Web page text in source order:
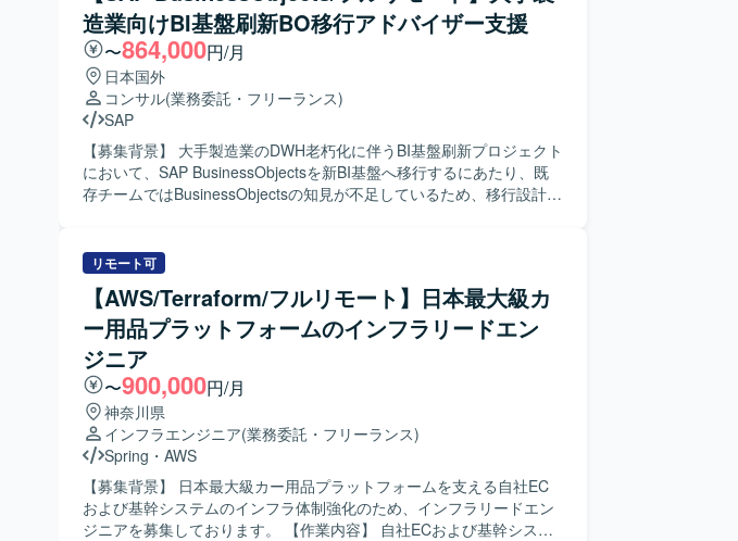
領域横断の推進体制が未整備な状況でも、自ら主体的に関係者へ働き
かけ、曖昧なテーマを整理しながら推進計画に落とし込める方を求め
ています。業務とITを横断した視点を持ち、複数部門とのコミュニケ
ーションをリードできる方が望ましいです。 【ポジションの魅力】 大
手製造業の全社データ活用やAI活用の前提となるマスタデータ管理の
基盤づくりに、上流PMOとして深く関与できるポジションです。デー
タガバナンスやMDM領域での経験を活かしつつ、経営層とのディスカ
ッションを通じて上流工程の経験を積むことができます。 【開発環
境】 MDMやデータマネジメントに関する各種ツールやドキュメント
造業向けBI基盤刷新BO移行アドバイザー支援
〜864,000円/月
日本国外
コンサル(業務委託・フリーランス)
SAP
【募集背景】 大手製造業のDWH老朽化に伴うBI基盤刷新プロジェクト
において、SAP BusinessObjectsを新BI基盤へ移行するにあたり、既
存チームではBusinessObjectsの知見が不足しているため、移行設計や
BusinessObjectsの移行方式(Promotion Management等)の妥当性を評
価していただきます。また、Universe(UDT→IDT)の移行方針に関する
技術支援や、Web Intelligence(WebI)レポート資産の移行影響評価を行
っていただきます。技術課題に対するQ&A対応や技術的なアドバイ
ス、設計内容に対する改善提案およびリスク抽出を行い、プロジェク
トメンバーやクライアントと技術的なディスカッションを実施してい
ただきます。 【求める人物像】 SAP BusinessObjectsに関する深い知
見を有し、移行設計やアーキテクチャ設計の観点から妥当性を評価で
きる方を求めています。設計レビューを通じて課題やリスクを的確に
抽出し、改善提案につなげられる方を歓迎します。技術的な意思決定
や設計方針策定をリードしつつ、主体的に課題提起や意見出しができ
るコミュニケーション力の高い方にご活躍いただきたいと考えていま
す。 【ポジションの魅力】 低稼働で専門性を発揮できるセカンドオピ
リモート可
【AWS/Terraform/フルリモート】日本最大級カ
ー用品プラットフォームのインフラリードエン
ジニア
〜900,000円/月
神奈川県
インフラエンジニア(業務委託・フリーランス)
Spring ・ AWS
【募集背景】 日本最大級カー用品プラットフォームを支える自社EC
および基幹システムのインフラ体制強化のため、インフラリードエン
ジニアを募集しております。 【作業内容】 自社ECおよび基幹システ